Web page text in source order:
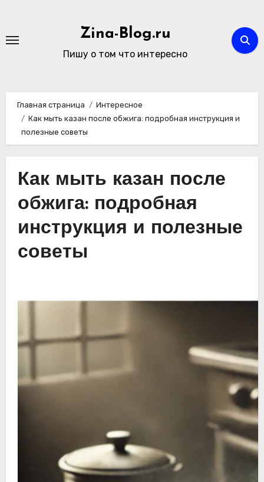
содержимому
Zina-Blog.ru
Пишу о том что интересно
Главная страница
Интересное
Как мыть казан после обжига: подробная инструкция и
полезные советы
Как мыть казан после
обжига: подробная
инструкция и полезные
советы